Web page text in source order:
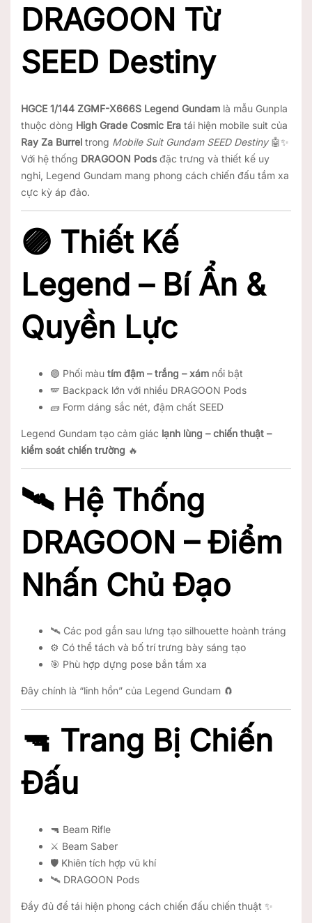
DRAGOON Từ
SEED Destiny
HGCE 1/144 ZGMF-X666S Legend Gundam là mẫu Gunpla
thuộc dòng High Grade Cosmic Era tái hiện mobile suit của
Ray Za Burrel trong Mobile Suit Gundam SEED Destiny🤖✨
Với hệ thống DRAGOON Podsđặc trưng và thiết kế uy
nghi, Legend Gundam mang phong cách chiến đấu tầm xa
cực kỳ áp đảo.
🟣 Thiết Kế
Legend – Bí Ẩn &
Quyền Lực
🟣 Phối màu tím đậm – trắng – xám nổi bật
🪽 Backpack lớn với nhiều DRAGOON Pods
🧱 Form dáng sắc nét, đậm chất SEED
Legend Gundam tạo cảm giác lạnh lùng – chiến thuật –
kiểm soát chiến trường 🔥
🛰️ Hệ Thống
DRAGOON – Điểm
Nhấn Chủ Đạo
🛰️ Các pod gắn sau lưng tạo silhouette hoành tráng
⚙️ Có thể tách và bố trí trưng bày sáng tạo
🎯 Phù hợp dựng pose bắn tầm xa
Đây chính là “linh hồn” của Legend Gundam 🧲
🔫 Trang Bị Chiến
Đấu
🔫 Beam Rifle
⚔️ Beam Saber
🛡️ Khiên tích hợp vũ khí
🛰️ DRAGOON Pods
Đầy đủ để tái hiện phong cách chiến đấu chiến thuật ✨